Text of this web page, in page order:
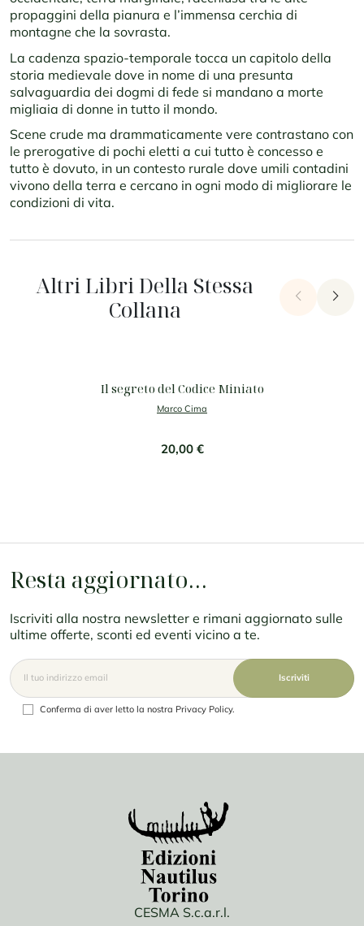
propaggini della pianura e l’immensa cerchia di
montagne che la sovrasta.
La cadenza spazio-temporale tocca un capitolo della
storia medievale dove in nome di una presunta
salvaguardia dei dogmi di fede si mandano a morte
migliaia di donne in tutto il mondo.
Scene crude ma drammaticamente vere contrastano con
le prerogative di pochi eletti a cui tutto è concesso e
tutto è dovuto, in un contesto rurale dove umili contadini
vivono della terra e cercano in ogni modo di migliorare le
condizioni di vita.
Altri Libri Della Stessa
Collana
chevron_left chevron_right
Il segreto del Codice Miniato
Marco Cima
20,00 €
Resta aggiornato…
Iscriviti alla nostra newsletter e rimani aggiornato sulle
ultime offerte, sconti ed eventi vicino a te.
Conferma di aver letto la nostra Privacy Policy.
CESMA S.c.a.r.l.